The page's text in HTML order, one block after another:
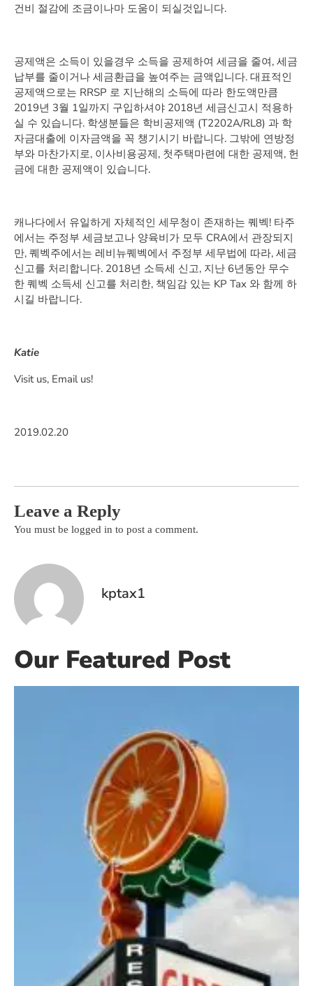
건비 절감에 조금이나마 도움이 되실것입니다.
공제액은 소득이 있을경우 소득을 공제하여 세금을 줄여, 세금
납부를 줄이거나 세금환급을 높여주는 금액입니다. 대표적인
공제액으로는 RRSP 로 지난해의 소득에 따라 한도액만큼
2019년 3월 1일까지 구입하셔야 2018년 세금신고시 적용하
실 수 있습니다. 학생분들은 학비공제액 (T2202A/RL8) 과 학
자금대출에 이자금액을 꼭 챙기시기 바랍니다. 그밖에 연방정
부와 마찬가지로, 이사비용공제, 첫주택마련에 대한 공제액, 헌
금에 대한 공제액이 있습니다.
캐나다에서 유일하게 자체적인 세무청이 존재하는 퀘벡! 타주
에서는 주정부 세금보고나 양육비가 모두 CRA에서 관장되지
만, 퀘벡주에서는 레비뉴퀘벡에서 주정부 세무법에 따라, 세금
신고를 처리합니다. 2018년 소득세 신고, 지난 6년동안 무수
한 퀘벡 소득세 신고를 처리한, 책임감 있는 KP Tax 와 함께 하
시길 바랍니다.
Katie
Visit us, Email us!
2019.02.20
Leave a Reply
You must be logged in to post a comment.
kptax1
Our Featured Post